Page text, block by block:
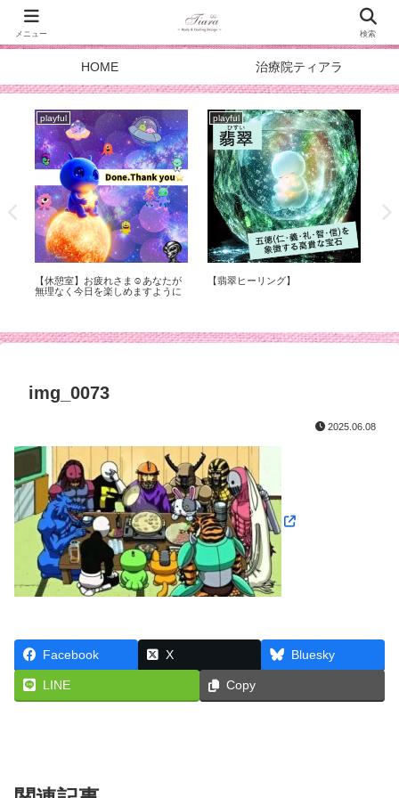
HOME 治療院ティアラ
playful
【休憩室】お疲れさま☺︎あなたが
無理なく今日を楽しめますように
playful
【翡翠ヒーリング】
img_0073
2025.06.08
Facebook X Bluesky
LINE Copy
メニュー 検索